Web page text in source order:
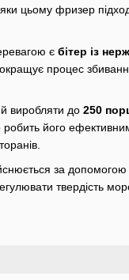
цьому фризер
є бітер із
процес
виробляти до 250
робить його
за допомогою
твердість